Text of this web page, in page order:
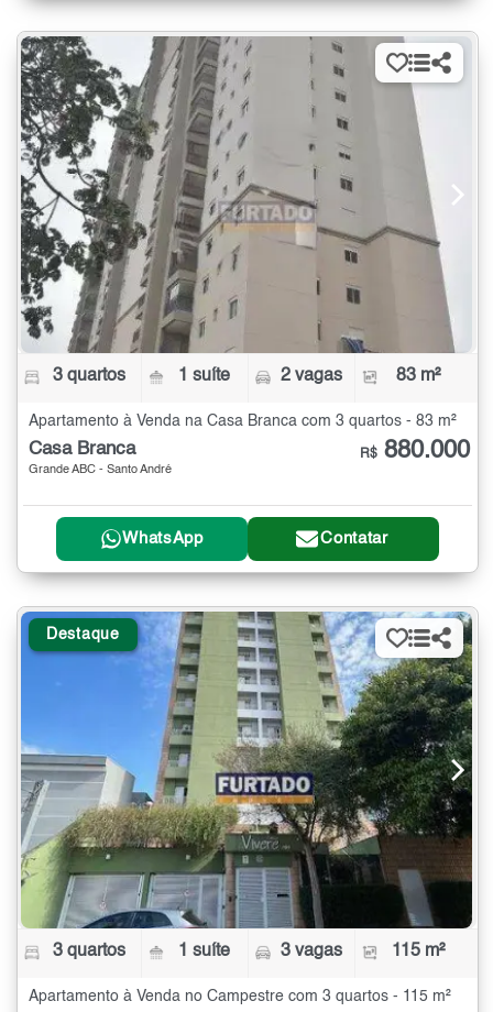
3 quartos 1 suíte 2 vagas 83 m²
Apartamento à Venda na Casa Branca com 3 quartos - 83 m²
Casa Branca
Grande ABC - Santo André
R$ 880.000
WhatsApp Contatar
Destaque
3 quartos 1 suíte 3 vagas 115 m²
Apartamento à Venda no Campestre com 3 quartos - 115 m²